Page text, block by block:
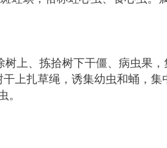
上、拣拾树下干僵、病虫果
干上扎草绳，诱集幼虫和蛹，
。